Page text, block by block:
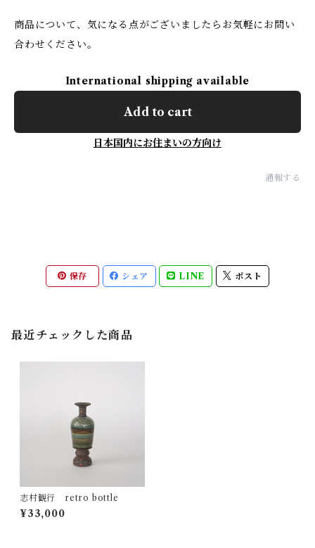
商品について、気になる点がございましたらお気軽にお問い
合わせください。
International shipping available
Add to cart
日本国内にお住まいの方向け
通報する
保存 シェア LINE ポスト
最近チェックした商品
志村観行 retro bottle
¥33,000